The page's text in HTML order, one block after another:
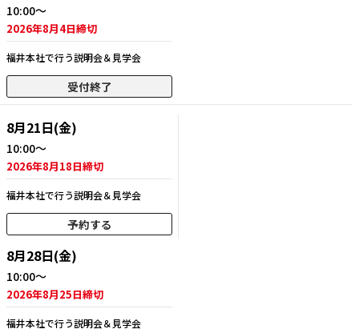
10:00～
2026年8月4日締切
福井本社で行う説明会＆見学会
受付終了
8月21日(金)
10:00～
2026年8月18日締切
福井本社で行う説明会＆見学会
予約する
8月28日(金)
10:00～
2026年8月25日締切
福井本社で行う説明会＆見学会